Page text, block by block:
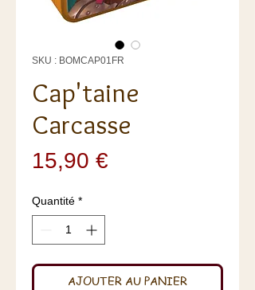
SKU : BOMCAP01FR
Cap'taine
Carcasse
15,90 €
Quantité *
AJOUTER AU PANIER